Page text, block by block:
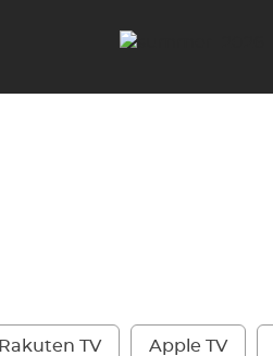
Rakuten TV Apple TV